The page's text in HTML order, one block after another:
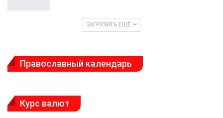
ЗАГРУЗИТЬ ЕЩЁ
Православный календарь
Курс валют